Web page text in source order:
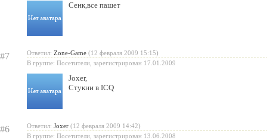
Сенк,все пашет
#7 Ответил: Zone-Game (12 февраля 2009 15:15)
В группе: Посетители, зарегистрирован 17.01.2009
Joxer,
Стукни в ICQ
#6 Ответил: Joxer (12 февраля 2009 14:42)
В группе: Посетители, зарегистрирован 13.06.2008